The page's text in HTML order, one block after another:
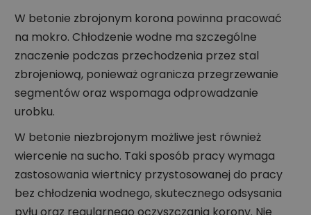
W betonie zbrojonym korona powinna pracować
na mokro. Chłodzenie wodne ma szczególne
znaczenie podczas przechodzenia przez stal
zbrojeniową, ponieważ ogranicza przegrzewanie
segmentów oraz wspomaga odprowadzanie
urobku.
W betonie niezbrojonym możliwe jest również
wiercenie na sucho. Taki sposób pracy wymaga
zastosowania wiertnicy przystosowanej do pracy
bez chłodzenia wodnego, skutecznego odsysania
pyłu oraz regularnego oczyszczania korony. Nie